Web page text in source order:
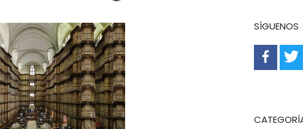
SÍGUENOS